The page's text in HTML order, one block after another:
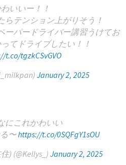
いいー！！
らテンション上がりそう！
ーパードライバー講習うけてお
てドライブしたい！！
t.co/tgzkCSvGVO
January 2, 2025
にこれかわいい
〜https://t.co/0SQFgY1sOU
) (@Kellys_)January 2, 2025